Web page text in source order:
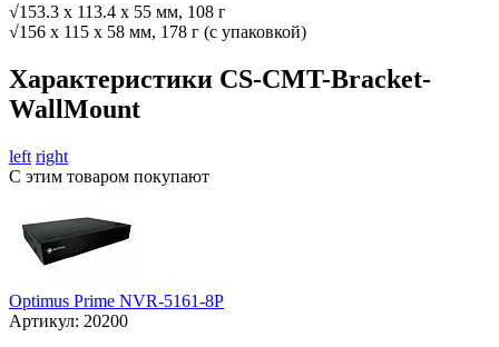
√153.3 х 113.4 х 55 мм, 108 г
√156 х 115 х 58 мм, 178 г (с упаковкой)
Характеристики CS-CMT-Bracket-
WallMount
left right
С этим товаром покупают
Optimus Prime NVR-5161-8P
Артикул: 20200